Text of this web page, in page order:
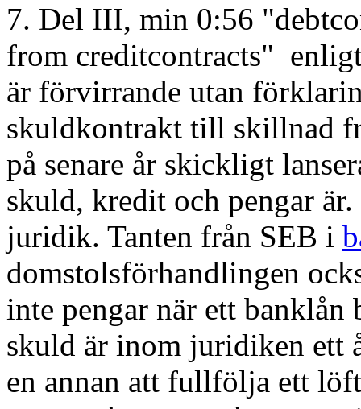
7. Del III, min 0:56
from creditcontracts"
är förvirrande utan
skuldkontrakt till skillnad
på senare år skickligt
skuld, kredit och pengar
juridik. Tanten från SEB i
domstolsförhandlingen
inte pengar när ett banklån
skuld är inom juridiken ett
en annan att fullfölja ett